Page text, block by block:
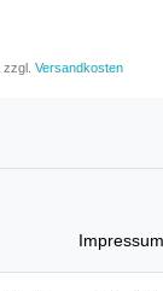
zzgl.Versandkosten
Impressum